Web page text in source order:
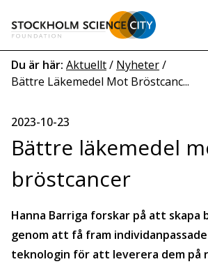
till
huvudinnehåll
Header
menu
Länkstig
Du är här: Aktuellt/ Nyheter/
Bättre Läkemedel Mot Bröstcanc...
2023-10-23
Bättre läkemedel
bröstcancer
Hanna Barriga forskar på att skapa
genom att få fram
teknologin för att leverera dem på